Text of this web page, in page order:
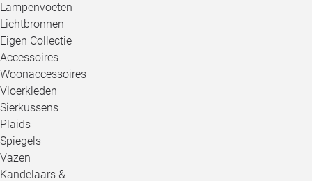
Lampenvoeten
Lichtbronnen
Eigen Collectie
Accessoires
Woonaccessoires
Vloerkleden
Sierkussens
Plaids
Spiegels
Vazen
Kandelaars &